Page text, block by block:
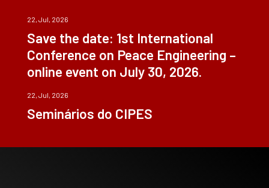
22, Jul, 2026
Save the date: 1st International
Conference on Peace Engineering –
online event on July 30, 2026.
22, Jul, 2026
Seminários do CIPES